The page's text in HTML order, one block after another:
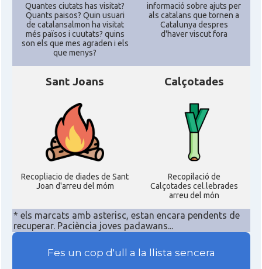
Ambaixada
Ambaixada espanyola a Estats Units
d'Amèrica
* + ambaixades i consolats
Quantes ciutats has visitat?
Quants paisos? Quin usuari
de catalansalmon ha visitat
més països i cuutats? quins
son els que mes agraden i els
que menys?
informació sobre ajuts per
als catalans que tornen a
Catalunya despres
d'haver viscut fora
Sant Joans
Recopliacio de diades de Sant
Joan d'arreu del móm
Calçotades
Recopilació de
Calçotades cel.lebrades
arreu del món
* els marcats amb asterisc, estan encara pendents de
recuperar. Paciència joves padawans...
Fes un cop d'ull a la llista sencera